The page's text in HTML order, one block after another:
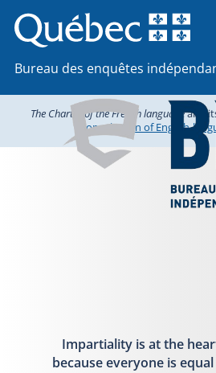
Bureau des enquêtes
The Charter of the French languageand
consultation of English-
Impartiality is at the
because everyone is